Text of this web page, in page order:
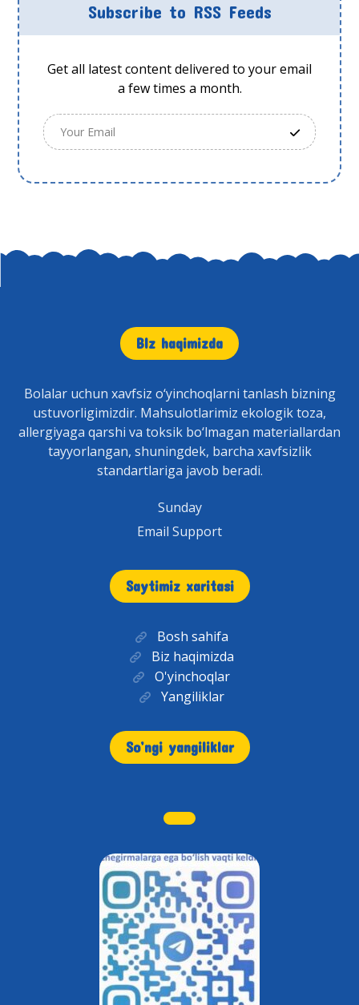
Subscribe to RSS Feeds
Get all latest content delivered to your email
a few times a month.
BIz haqimizda
Bolalar uchun xavfsiz o‘yinchoqlarni tanlash bizning
ustuvorligimizdir. Mahsulotlarimiz ekologik toza,
allergiyaga qarshi va toksik bo‘lmagan materiallardan
tayyorlangan, shuningdek, barcha xavfsizlik
standartlariga javob beradi.
Sunday
Email Support
Saytimiz xaritasi
Bosh sahifa
Biz haqimizda
O'yinchoqlar
Yangiliklar
So’ngi yangiliklar